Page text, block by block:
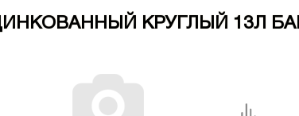
КРУГЛЫЙ 13Л